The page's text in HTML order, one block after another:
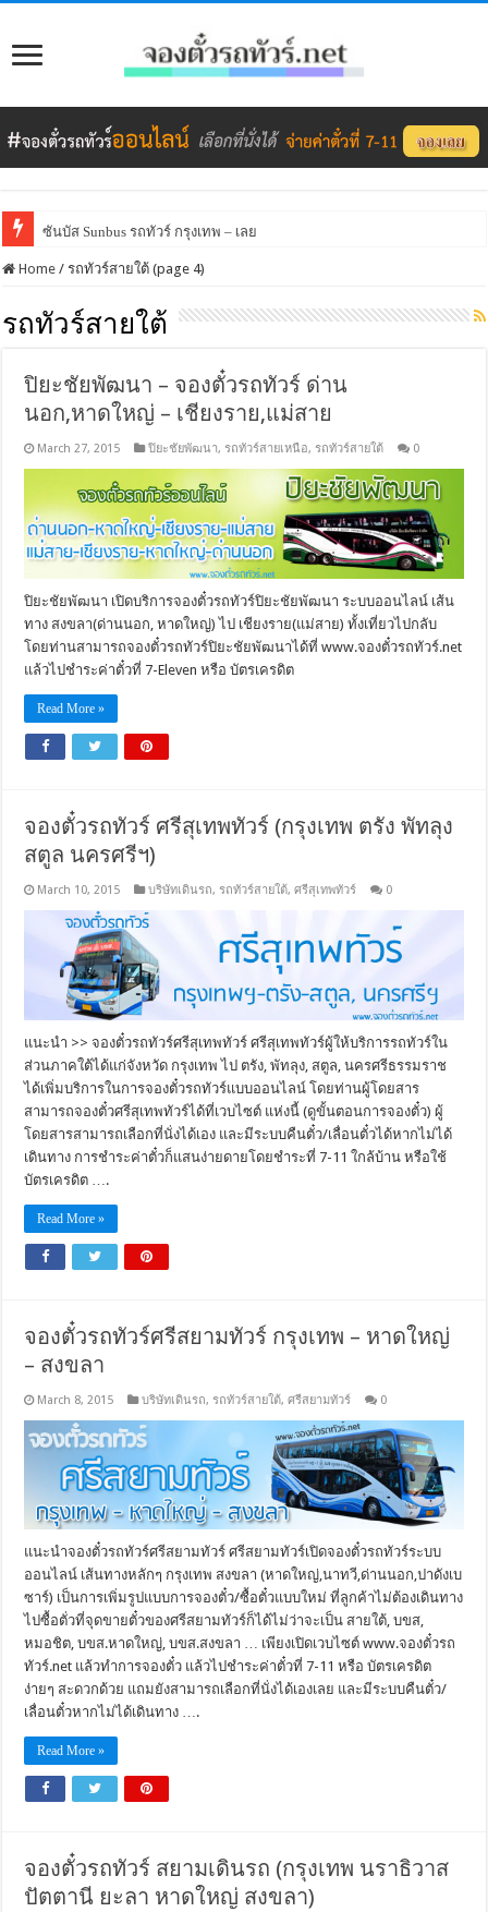
ซันบัส Sunbus รถทัวร์ กรุงเทพ – เลย
Home / รถทัวร์สายใต้ (page 4)
รถทัวร์สายใต้
ปิยะชัยพัฒนา – จองตั๋วรถทัวร์ ด่าน
นอก,หาดใหญ่ – เชียงราย,แม่สาย
March 27, 2015 ปิยะชัยพัฒนา, รถทัวร์สายเหนือ, รถทัวร์สายใต้ 0
ปิยะชัยพัฒนา เปิดบริการจองตั๋วรถทัวร์ปิยะชัยพัฒนา ระบบออนไลน์ เส้น
ทาง สงขลา(ด่านนอก, หาดใหญ่) ไป เชียงราย(แม่สาย) ทั้งเที่ยวไปกลับ
โดยท่านสามารถจองตั๋วรถทัวร์ปิยะชัยพัฒนาได้ที่ www.จองตั๋วรถทัวร์.net
แล้วไปชำระค่าตั๋วที่ 7-Eleven หรือ บัตรเครดิต
Read More »
จองตั๋วรถทัวร์ ศรีสุเทพทัวร์ (กรุงเทพ ตรัง พัทลุง
สตูล นครศรีฯ)
March 10, 2015 บริษัทเดินรถ, รถทัวร์สายใต้,ศรีสุเทพทัวร์ 0
แนะนำ >> จองตั๋วรถทัวร์ศรีสุเทพทัวร์ ศรีสุเทพทัวร์ผู้ให้บริการรถทัวร์ใน
ส่วนภาคใต้ได้แก่จังหวัด กรุงเทพ ไป ตรัง, พัทลุง, สตูล, นครศรีธรรมราช
ได้เพิ่มบริการในการจองตั๋วรถทัวร์แบบออนไลน์ โดยท่านผู้โดยสาร
สามารถจองตั๋วศรีสุเทพทัวร์ได้ที่เวบไซต์ แห่งนี้ (ดูขั้นตอนการจองตั๋ว) ผู้
โดยสารสามารถเลือกที่นั่งได้เอง และมีระบบคืนตั๋ว/เลื่อนตั๋วได้หากไม่ได้
เดินทาง การชำระค่าตั๋วก็แสนง่ายดายโดยชำระที่ 7-11 ใกล้บ้าน หรือใช้
บัตรเครดิต ….
Read More »
จองตั๋วรถทัวร์ศรีสยามทัวร์ กรุงเทพ – หาดใหญ่
– สงขลา
March 8, 2015 บริษัทเดินรถ, รถทัวร์สายใต้,ศรีสยามทัวร์ 0
แนะนำจองตั๋วรถทัวร์ศรีสยามทัวร์ ศรีสยามทัวร์เปิดจองตั๋วรถทัวร์ระบบ
ออนไลน์ เส้นทางหลักๆ กรุงเทพ สงขลา (หาดใหญ่,นาทวี,ด่านนอก,ปาดังเบ
ซาร์) เป็นการเพิ่มรูปแบบการจองตั๋ว/ซื้อตั๋วแบบใหม่ ที่ลูกค้าไม่ต้องเดินทาง
ไปซื้อตั่วที่จุดขายตั๋วของศรีสยามทัวร์ก็ได้ไม่ว่าจะเป็น สายใต้, บขส,
หมอชิต, บขส.หาดใหญ่, บขส.สงขลา … เพียงเปิดเวบไซต์ www.จองตั๋วรถ
ทัวร์.net แล้วทำการจองตั๋ว แล้วไปชำระค่าตั๋วที่ 7-11 หรือ บัตรเครดิต
ง่ายๆ สะดวกด้วย แถมยังสามารถเลือกที่นั่งได้เองเลย และมีระบบคืนตั๋ว/
เลื่อนตั๋วหากไม่ได้เดินทาง ….
Read More »
จองตั๋วรถทัวร์ สยามเดินรถ (กรุงเทพ นราธิวาส
ปัตตานี ยะลา หาดใหญ่ สงขลา)